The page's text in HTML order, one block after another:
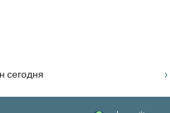
сегодня ›